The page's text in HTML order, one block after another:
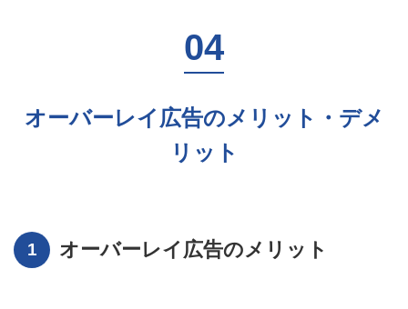
オーバーレイ広告のメリット・デメ
リット
オーバーレイ広告のメリット